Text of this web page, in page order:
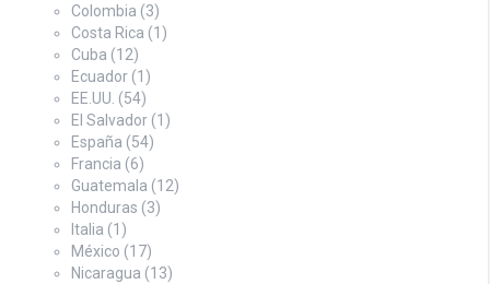
Colombia (3)
Costa Rica (1)
Cuba (12)
Ecuador (1)
EE.UU. (54)
El Salvador (1)
España (54)
Francia (6)
Guatemala (12)
Honduras (3)
Italia (1)
México (17)
Nicaragua (13)